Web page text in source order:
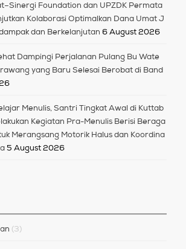
Foundation dan UPZDK Permata
Kolaborasi Optimalkan Dana Umat J
dan Berkelanjutan 6 August 2026
Dampingi Perjalanan Pulang Bu Wate
yang Baru Selesai Berobat di Band
Menulis, Santri Tingkat Awal di Kuttab
Kegiatan Pra-Menulis Berisi Beraga
Merangsang Motorik Halus dan Koordina
5 August 2026
(3)